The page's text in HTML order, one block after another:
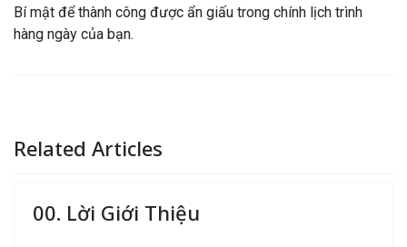
Bí mật để thành công được ẩn giấu trong chính lịch trình
hàng ngày của bạn.
Related Articles
00. Lời Giới Thiệu